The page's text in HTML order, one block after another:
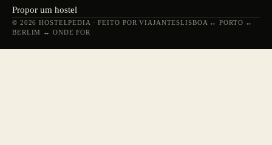
Propor um hostel
© 2026 HOSTELPEDIA · FEITO POR VIAJANTESLISBOA ↔ PORTO ↔
BERLIM ↔ ONDE FOR